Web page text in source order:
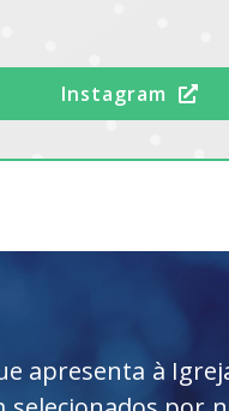
Instagram
apresenta à